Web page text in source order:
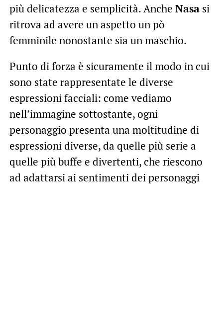
più delicatezza e semplicità. Anche Nasasi
ritrova ad avere un aspetto un pò
femminile nonostante sia un maschio.
Punto di forza è sicuramente il modo in cui
sono state rappresentate le diverse
espressioni facciali: come vediamo
nell’immagine sottostante, ogni
personaggio presenta una moltitudine di
espressioni diverse, da quelle più serie a
quelle più buffe e divertenti, che riescono
ad adattarsi ai sentimenti dei personaggi